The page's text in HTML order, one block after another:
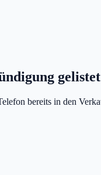
gelistet
bereits in den